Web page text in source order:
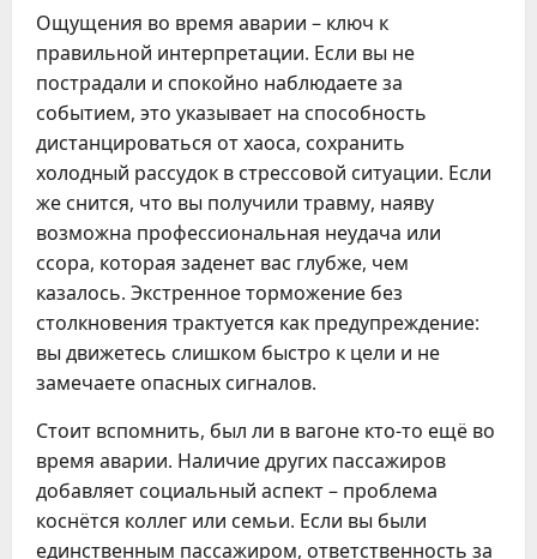
Ощущения во время аварии – ключ к
правильной интерпретации. Если вы не
пострадали и спокойно наблюдаете за
событием, это указывает на способность
дистанцироваться от хаоса, сохранить
холодный рассудок в стрессовой ситуации. Если
же снится, что вы получили травму, наяву
возможна профессиональная неудача или
ссора, которая заденет вас глубже, чем
казалось. Экстренное торможение без
столкновения трактуется как предупреждение:
вы движетесь слишком быстро к цели и не
замечаете опасных сигналов.
Стоит вспомнить, был ли в вагоне кто-то ещё во
время аварии. Наличие других пассажиров
добавляет социальный аспект – проблема
коснётся коллег или семьи. Если вы были
единственным пассажиром, ответственность за